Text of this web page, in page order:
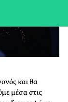
και θα
μέσα στις